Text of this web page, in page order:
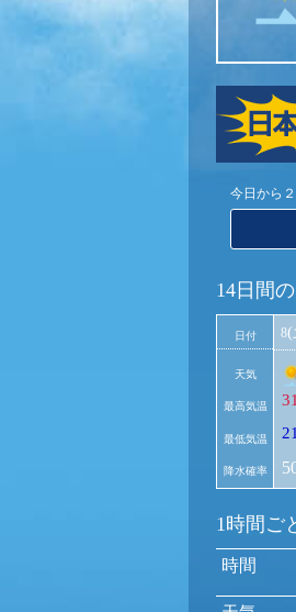
今日から
14日間
日付
天気
最高気温
最低気温
降水確率
8(
1時間ご
時間